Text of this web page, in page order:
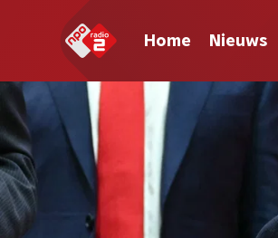
Home Nieuws